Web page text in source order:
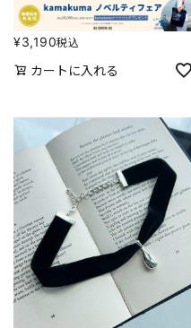
¥3,190税込
カートに入れる